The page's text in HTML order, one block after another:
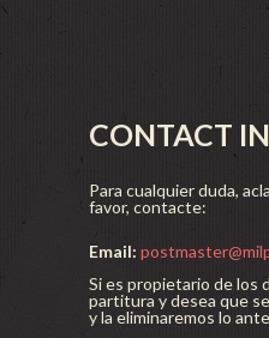
CONTACT
Para cualquier duda,
favor, contacte:
Email:
Si es propietario de los
partitura y desea que
y la eliminaremos lo